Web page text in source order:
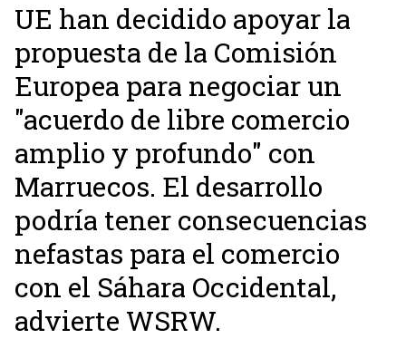
UE han decidido apoyar la
propuesta de la Comisión
Europea para negociar un
"acuerdo de libre comercio
amplio y profundo" con
Marruecos. El desarrollo
podría tener consecuencias
nefastas para el comercio
con el Sáhara Occidental,
advierte WSRW.